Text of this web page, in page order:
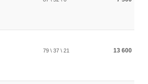
79 \ 37 \ 21 13 600